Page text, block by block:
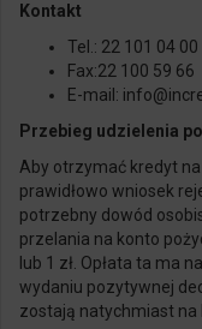
Kontakt
Tel.: 22 101 04 00
Fax:22 100 59 66
E-mail:
Przebieg udzielenia
Aby otrzymać kredyt
prawidłowo wniosek
potrzebny dowód
przelania na konto
lub 1 zł. Opłata ta ma
wydaniu pozytywnej
zostają natychmiast na